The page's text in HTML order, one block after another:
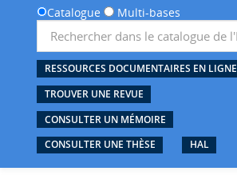
Catalogue Multi-bases
RESSOURCES DOCUMENTAIRES EN LIGNE
TROUVER UNE REVUE
CONSULTER UN MÉMOIRE
CONSULTER UNE THÈSE
HAL